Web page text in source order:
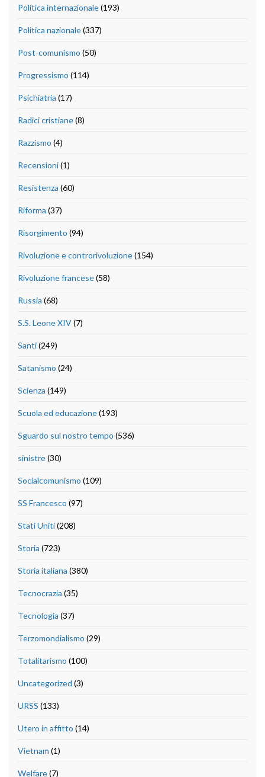
Politica internazionale(193)
Politica nazionale(337)
Post-comunismo (50)
Progressismo (114)
Psichiatria (17)
Radici cristiane(8)
Razzismo (4)
Recensioni(1)
Resistenza (60)
Riforma (37)
Risorgimento (94)
Rivoluzione e controrivoluzione(154)
Rivoluzione francese(58)
Russia (68)
S.S. Leone XIV(7)
Santi(249)
Satanismo (24)
Scienza (149)
Scuola ed educazione(193)
Sguardo sul nostro tempo (536)
sinistre(30)
Socialcomunismo (109)
SS Francesco (97)
Stati Uniti(208)
Storia (723)
Storia italiana (380)
Tecnocrazia (35)
Tecnologia (37)
Terzomondialismo (29)
Totalitarismo (100)
Uncategorized (3)
URSS (133)
Utero in affitto (14)
Vietnam (1)
Welfare(7)